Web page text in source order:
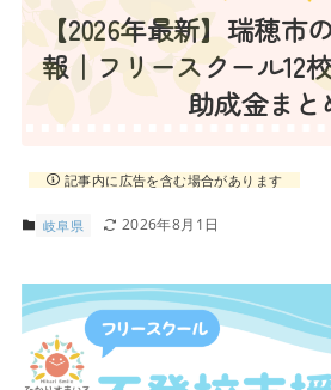
【2026年最新】瑞穂市
報｜フリースクール12
助成金まと
記事内に広告を含む場合があります
岐阜県 2026年8月1日